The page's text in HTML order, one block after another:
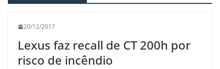
20/12/2017
Lexus faz recall de CT 200h por
risco de incêndio